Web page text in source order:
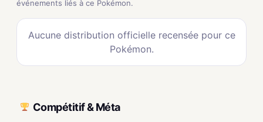
événements liés à ce Pokémon.
Aucune distribution officielle recensée pour ce
Pokémon.
Compétitif & Méta